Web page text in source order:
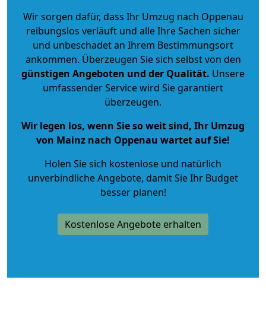
Wir sorgen dafür, dass Ihr Umzug nach Oppenau
reibungslos verläuft und alle Ihre Sachen sicher
und unbeschadet an Ihrem Bestimmungsort
ankommen. Überzeugen Sie sich selbst von den
günstigen Angeboten und der Qualität. Unsere
umfassender Service wird Sie garantiert
überzeugen.
Wir legen los, wenn Sie so weit sind, Ihr Umzug
von Mainz nach Oppenau wartet auf Sie!
Holen Sie sich kostenlose und natürlich
unverbindliche Angebote, damit Sie Ihr Budget
besser planen!
Kostenlose Angebote erhalten